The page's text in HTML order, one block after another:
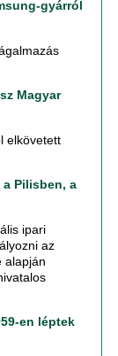
gyárról
Magyar
elkövetett
Pilisben, a
ipari
az
alapján
en léptek